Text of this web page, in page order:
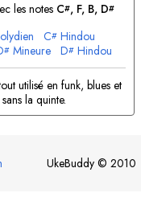
les notes C#, F, B, D#
C# Hindou
# Mineure D# Hindou
utilisé en funk, blues et
la quinte.
UkeBuddy © 2010